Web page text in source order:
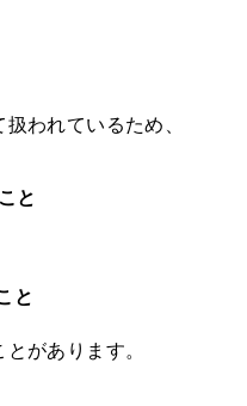
われているため、
と
と
があります。